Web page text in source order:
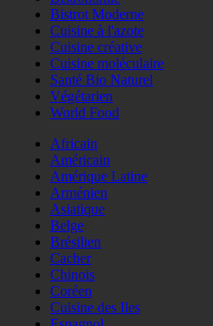
Bistrot Moderne
Cuisine à l'azote
Cuisine créative
Cuisine moléculaire
Santé Bio Naturel
Végétarien
World Food
Africain
Américain
Amérique Latine
Arménien
Asiatique
Belge
Brésilien
Cacher
Chinois
Coréen
Cuisine des Iles